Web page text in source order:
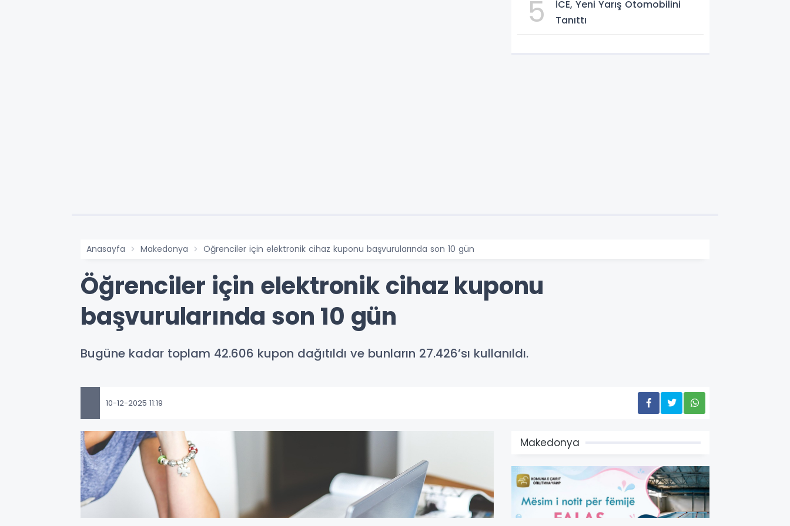
5
İCE, Yeni Yarış Otomobilini
Tanıttı
Anasayfa Makedonya Öğrenciler için elektronik cihaz kuponu başvurularında son 10 gün
Öğrenciler için elektronik cihaz kuponu
başvurularında son 10 gün
Bugüne kadar toplam 42.606 kupon dağıtıldı ve bunların 27.426’sı kullanıldı.
10-12-2025 11:19
Makedonya